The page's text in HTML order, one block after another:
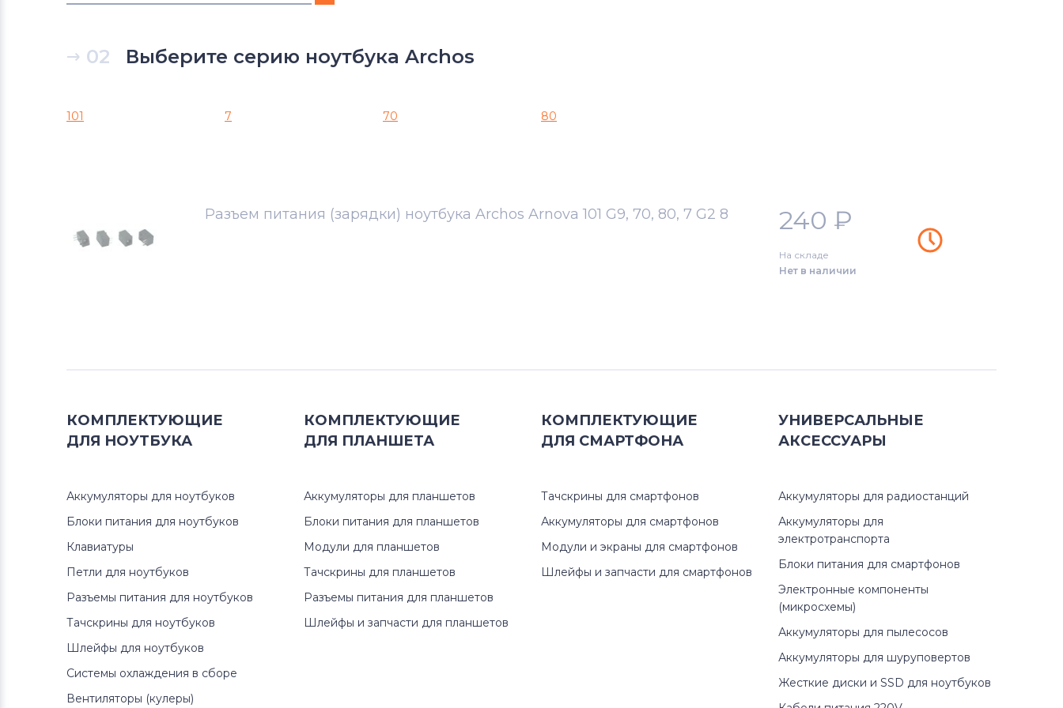
eMachines
Разъемы питания для ноутбуков
Compaq
Dell
Разъемы питания для ноутбуков
Разъемы питания для ноутбуков
Разъемы питания для ноутбуков
Viewsonic
02 Выберите серию ноутбука Archos
101 7 70 80
Разъем питания (зарядки) ноутбука Archos Arnova 101 G9, 70, 80, 7 G2 8 240 ₽
На складе
Нет в наличии
КОМПЛЕКТУЮЩИЕ
ДЛЯ НОУТБУКА
Аккумуляторы для ноутбуков
Блоки питания для ноутбуков
Клавиатуры
Петли для ноутбуков
Разъемы питания для ноутбуков
Тачскрины для ноутбуков
Шлейфы для ноутбуков
Системы охлаждения в сборе
Вентиляторы (кулеры)
КОМПЛЕКТУЮЩИЕ
ДЛЯ ПЛАНШЕТА
Аккумуляторы для планшетов
Блоки питания для планшетов
Модули для планшетов
Тачскрины для планшетов
Разъемы питания для планшетов
Шлейфы и запчасти для планшетов
КОМПЛЕКТУЮЩИЕ
ДЛЯ СМАРТФОНА
Тачскрины для смартфонов
Аккумуляторы для смартфонов
Модули и экраны для смартфонов
Шлейфы и запчасти для смартфонов
УНИВЕРСАЛЬНЫЕ
АКСЕССУАРЫ
Аккумуляторы для радиостанций
Аккумуляторы для
электротранспорта
Блоки питания для смартфонов
Электронные компоненты
(микросхемы)
Аккумуляторы для пылесосов
Аккумуляторы для шуруповертов
Жесткие диски и SSD для ноутбуков